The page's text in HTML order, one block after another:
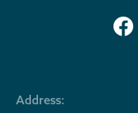
Address: